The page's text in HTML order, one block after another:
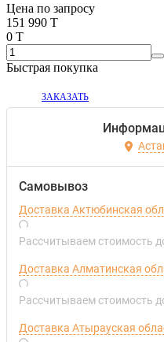
Цена по запросу
151 990 T
0 T
Быстрая покупка
ЗАКАЗАТЬ
Самовывоз
Доставка Актюбинская
Рассчитываем стоимость
Доставка Алматинская
Рассчитываем стоимость
Доставка Атырауская